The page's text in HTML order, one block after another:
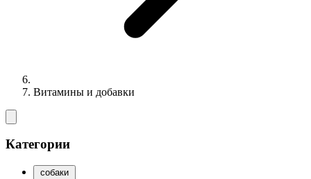
Витамины и добавки
Категории
собаки